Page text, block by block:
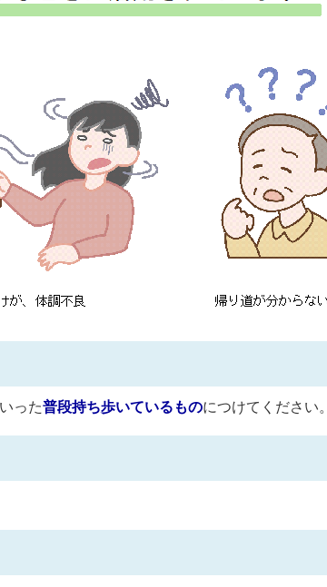
った普段持ち歩いているものにつけてください。